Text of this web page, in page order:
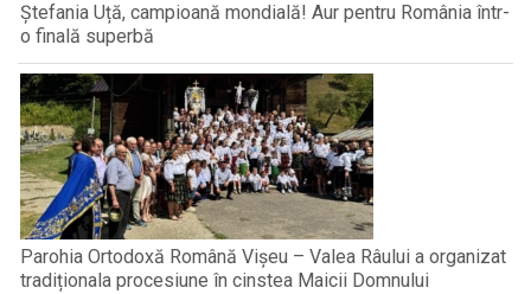
Ștefania Uță, campioană mondială! Aur pentru România într-
o finală superbă
Parohia Ortodoxă Română Vișeu – Valea Râului a organizat
tradiționala procesiune în cinstea Maicii Domnului